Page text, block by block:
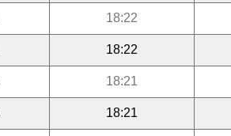
18:22
18:22
18:21
18:21